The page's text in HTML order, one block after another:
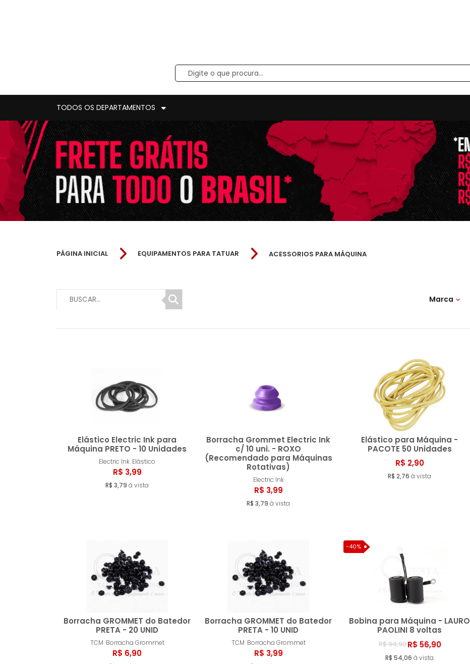
TODOS OS DEPARTAMENTOS
PÁGINA INICIAL EQUIPAMENTOS PARA TATUAR ACESSORIOS PARA MÁQUINA
Marca
Elástico Electric Ink para
Máquina PRETO - 10 Unidades
Electric Ink Elástico
R$ 3,99
R$ 3,79 à vista
Comprar
Borracha Grommet Electric Ink
c/ 10 uni. - ROXO
(Recomendado para Máquinas
Rotativas)
Electric Ink
R$ 3,99
R$ 3,79 à vista
Comprar
Elástico para Máquina -
PACOTE 50 Unidades
R$ 2,90
R$ 2,76 à vista
Comprar
Borracha GROMMET do Batedor
PRETA - 20 UNID
TCM Borracha Grommet
R$ 6,90Comprar
Borracha GROMMET do Batedor
PRETA - 10 UNID
TCM Borracha Grommet
R$ 3,99Comprar
-40%
Bobina para Máquina - LAURO
PAOLINI 8 voltas
R$ 94,90R$ 56,90
R$ 54,06 à vista
Comprar